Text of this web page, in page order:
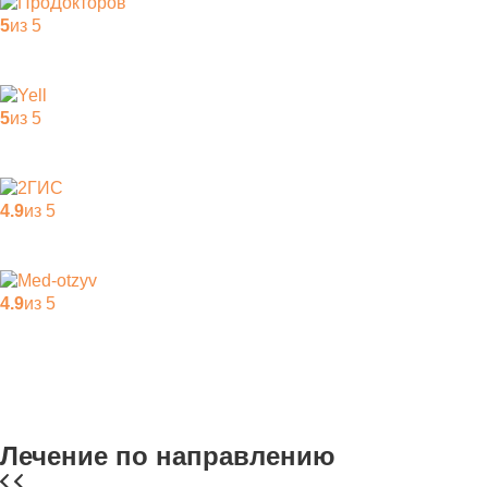
5из 5
5из 5
4.9из 5
4.9из 5
Лечение по направлению